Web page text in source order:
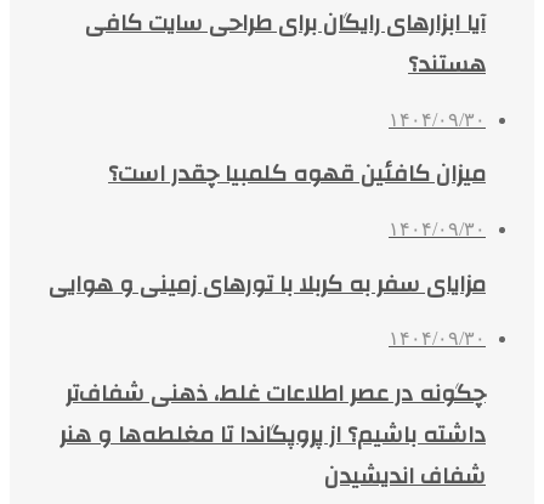
آیا ابزارهای رایگان برای طراحی سایت کافی
هستند؟
۱۴۰۴/۰۹/۳۰
میزان کافئین قهوه کلمبیا چقدر است؟
۱۴۰۴/۰۹/۳۰
مزایای سفر به کربلا با تورهای زمینی و هوایی
۱۴۰۴/۰۹/۳۰
چگونه در عصر اطلاعات غلط، ذهنی شفاف‌تر
داشته باشیم؟ از پروپگاندا تا مغلطه‌ها و هنر
شفاف اندیشیدن